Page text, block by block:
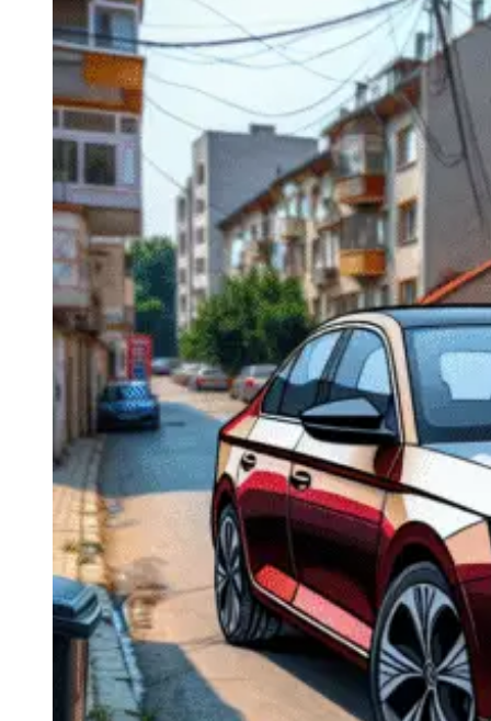
Navigatie Duster 2011
Navigatie Duster 2019
Audi
Navigatie Audi A3 8p
Navigatie Audi A4
Navigatie Audi A4 B6
Navigatie Audi A4 B7
Navigatie Audi A4 B8
Navigatie Audi A5
Navigatie Audi A6 C5
Navigatie Audi A6 C6
Navigatie Audi A6 C7
Navigatie Audi Q5
Ford
Navigație Ford Fiesta
Navigație Ford Focus 1
Navigație Ford Focus 2
Navigație Ford Focus MK3
Navigație Ford Mondeo MK3
Navigație Ford Mondeo MK4
Navigație Ford Transit
Mercedes
Navigație Mercedes C Class W203
Navigație Mercedes C Class W204
Navigație Mercedes W203
Navigație Mercedes W204
Navigație Mercedes W211
Navigație Mercedes Sprinter
Passat
Navigație Passat B5
Navigație Passat B5 5
Navigație Passat B6
Navigație Passat B7
Navigație Passat B8
Navigație Passat CC
Skoda